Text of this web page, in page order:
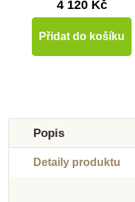
4 120 Kč
Přidat do košíku
Popis
Detaily produktu